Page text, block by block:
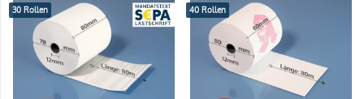
30 Rollen 40 Rollen